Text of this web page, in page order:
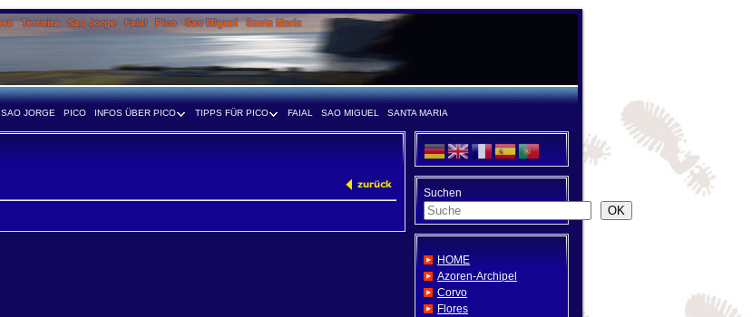
SAO JORGE PICO INFOS ÜBER PICO TIPPS FÜR PICO FAIAL SAO MIGUEL SANTA MARIA
Suchen
OK
HOME
Azoren-Archipel
Corvo
Flores